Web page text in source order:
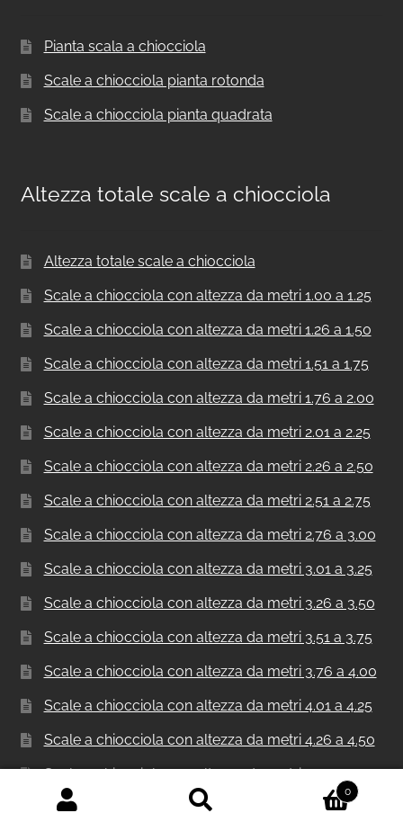
Pianta scala a chiocciola
Scale a chiocciola pianta rotonda
Scale a chiocciola pianta quadrata
Altezza totale scale a chiocciola
Altezza totale scale a chiocciola
Scale a chiocciola con altezza da metri 1.00 a 1.25
Scale a chiocciola con altezza da metri 1.26 a 1.50
Scale a chiocciola con altezza da metri 1.51 a 1.75
Scale a chiocciola con altezza da metri 1.76 a 2.00
Scale a chiocciola con altezza da metri 2.01 a 2.25
Scale a chiocciola con altezza da metri 2.26 a 2.50
Scale a chiocciola con altezza da metri 2.51 a 2.75
Scale a chiocciola con altezza da metri 2.76 a 3.00
Scale a chiocciola con altezza da metri 3.01 a 3.25
Scale a chiocciola con altezza da metri 3.26 a 3.50
Scale a chiocciola con altezza da metri 3.51 a 3.75
Scale a chiocciola con altezza da metri 3.76 a 4.00
Scale a chiocciola con altezza da metri 4.01 a 4.25
Scale a chiocciola con altezza da metri 4.26 a 4.50
Scale a chiocciola con altezza da metri 4.51 a 4.75
Scale a chiocciola con altezza da metri 4.76 a 5.00
0